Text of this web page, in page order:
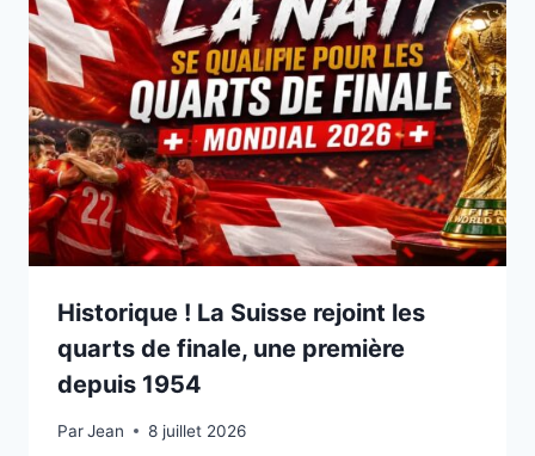
Historique ! La Suisse rejoint les
quarts de finale, une première
depuis 1954
ParJean
8 juillet 20268 juillet 2026